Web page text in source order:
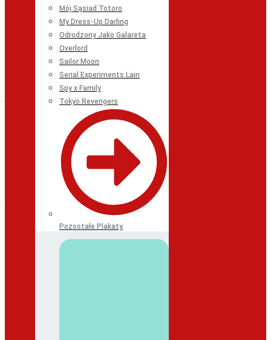
Mój Sąsiad Totoro
My Dress-Up Darling
Odrodzony Jako Galareta
Overlord
Sailor Moon
Serial Experiments Lain
Spy x Family
Tokyo Revengers
Pozostałe Plakaty